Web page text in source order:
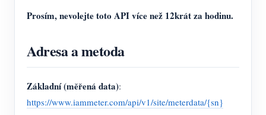
Prosím, nevolejte toto API více než 12krát za hodinu.
Adresa a metoda
Základní (měřená data):
https://www.iammeter.com/api/v1/site/meterdata/{sn}